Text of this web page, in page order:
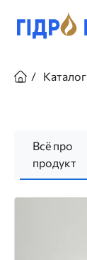
основному
навигации
Каталог
Всё про
продукт